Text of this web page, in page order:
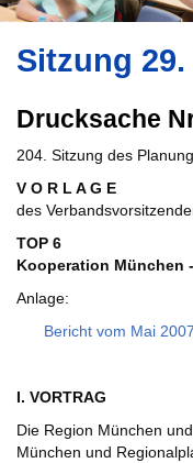
Sitzung
Drucksache
204. Sitzung des
V O R L A G E
des
TOP 6
Kooperation München
Anlage:
Bericht vom Mai 2007
I. VORTRAG
Die Region München
München und